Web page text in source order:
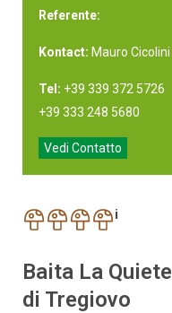
Referente:
Kontact: Mauro Cicolini
Tel: +39 339 372 5726
+39 333 248 5680
Vedi Contatto
i
Baita La Quiete
di Tregiovo